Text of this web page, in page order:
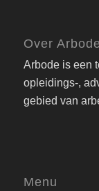
Over Arbode
Arbode is een
opleidings-,
gebied van
Menu